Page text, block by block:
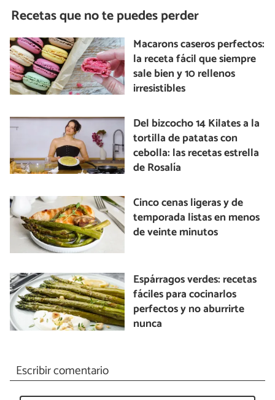
Recetas que no te puedes perder
Macarons caseros perfectos:
la receta fácil que siempre
sale bien y 10 rellenos
irresistibles
Del bizcocho 14 Kilates a la
tortilla de patatas con
cebolla: las recetas estrella
de Rosalía
Cinco cenas ligeras y de
temporada listas en menos
de veinte minutos
Espárragos verdes: recetas
fáciles para cocinarlos
perfectos y no aburrirte
nunca
Escribir comentario